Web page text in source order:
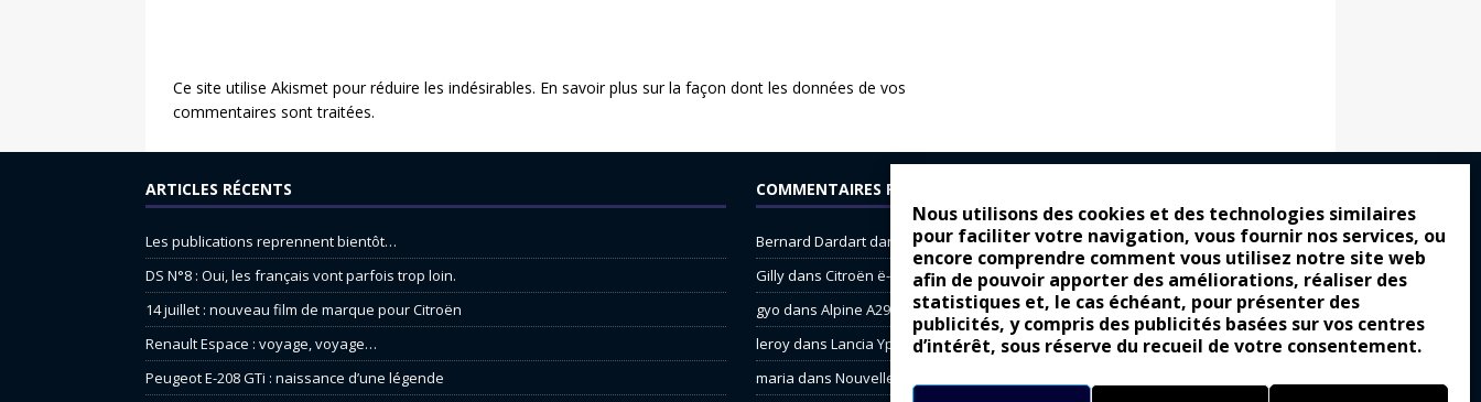
Nous utilisons des cookies et des technologies similaires
pour faciliter votre navigation, vous fournir nos services, ou
encore comprendre comment vous utilisez notre site web
afin de pouvoir apporter des améliorations, réaliser des
statistiques et, le cas échéant, pour présenter des
publicités, y compris des publicités basées sur vos centres
d’intérêt, sous réserve du recueil de votre consentement.
Ce site utilise Akismet pour réduire les indésirables. En savoir plus sur la façon dont les données de vos
commentaires sont traitées.
ARTICLES RÉCENTS
Les publications reprennent bientôt…
DS N°8 : Oui, les français vont parfois trop loin.
14 juillet : nouveau film de marque pour Citroën
Renault Espace : voyage, voyage…
Peugeot E-208 GTi : naissance d’une légende
COMMENTAIRES RÉCENTS
Bernard Dardartdans
Dacia Sandero : pour les gens vrais
Gillydans Citroën ë-C3 : la révolution a commencé
gyo dans Alpine A290 : L’irrésistible attraction de la légèreté
leroydans Lancia Ypsilon : naturellement envoûtante ?
maria dans Nouvelle Opel Corsa : Yes of Corsa !